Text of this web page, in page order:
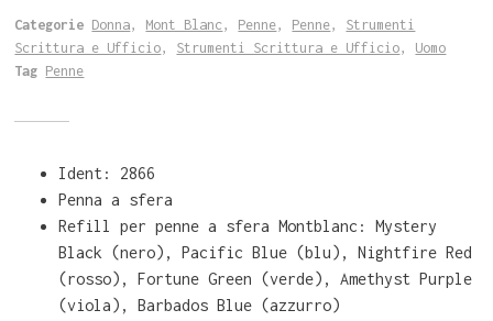
Categorie Donna, Mont Blanc, Penne, Penne, Strumenti
Scrittura e Ufficio, Strumenti Scrittura e Ufficio, Uomo
Tag Penne
Ident: 2866
Penna a sfera
Refill per penne a sfera Montblanc: Mystery
Black (nero), Pacific Blue (blu), Nightfire Red
(rosso), Fortune Green (verde), Amethyst Purple
(viola), Barbados Blue (azzurro)